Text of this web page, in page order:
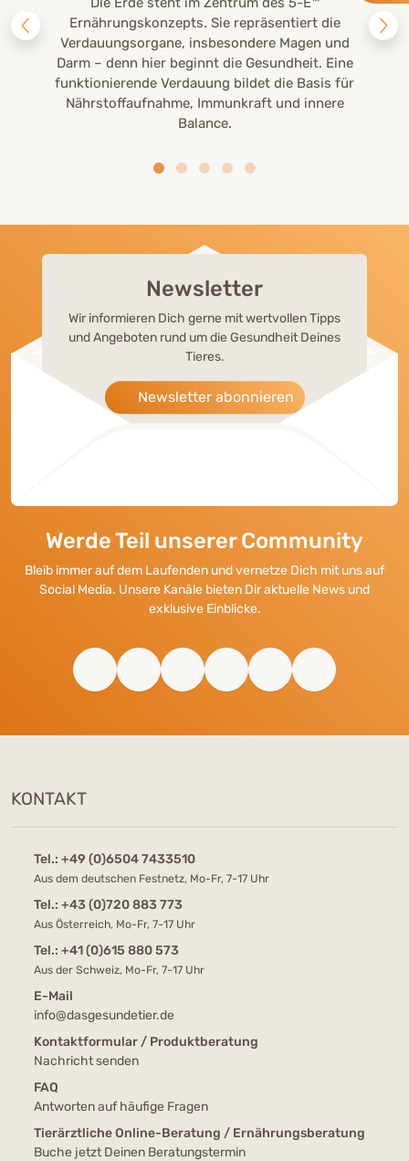
Ernährungskonzepts. Sie repräsentiert die
Verdauungsorgane, insbesondere Magen und
Darm – denn hier beginnt die Gesundheit. Eine
funktionierende Verdauung bildet die Basis für
Nährstoffaufnahme, Immunkraft und innere
Balance.
Newsletter
Wir informieren Dich gerne mit wertvollen Tipps
und Angeboten rund um die Gesundheit Deines
Tieres.
Newsletter abonnieren
Werde Teil unserer Community
Bleib immer auf dem Laufenden und vernetze Dich mit uns auf
Social Media. Unsere Kanäle bieten Dir aktuelle News und
exklusive Einblicke.
KONTAKT
Tel.: +49 (0)6504 7433510
Aus dem deutschen Festnetz, Mo-Fr, 7-17 Uhr
Tel.: +43 (0)720 883 773
Aus Österreich, Mo-Fr, 7-17 Uhr
Tel.: +41 (0)615 880 573
Aus der Schweiz, Mo-Fr, 7-17 Uhr
E-Mail
info@dasgesundetier.de
Kontaktformular / Produktberatung
Nachricht senden
FAQ
Antworten auf häufige Fragen
Tierärztliche Online-Beratung / Ernährungsberatung
Buche jetzt Deinen Beratungstermin